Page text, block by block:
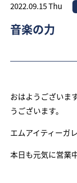
2022.09.15 Thu
音楽の力
おはようございま
うございます。
エムアイティーガ
本日も元気に営業